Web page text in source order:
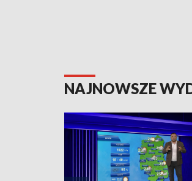
NAJNOWSZE